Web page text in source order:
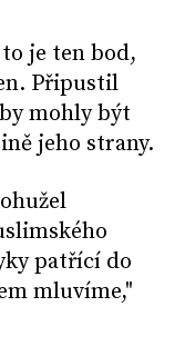
je ten bod,
Připustil
mohly být
jeho strany.
patřící do
mluvíme,"